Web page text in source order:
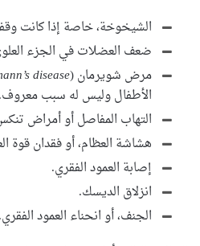
الشيخوخة، خاصة إذا كانت
ضعف العضلات في الجزء
مرض شويرمان (disease
الأطفال وليس له سبب معروف.
التهاب المفاصل أو أمراض
هشاشة العظام، أو فقدان قوة
إصابة العمود الفقري.
انزلاق الديسك.
الجنف، أو انحناء العمود الفقري.